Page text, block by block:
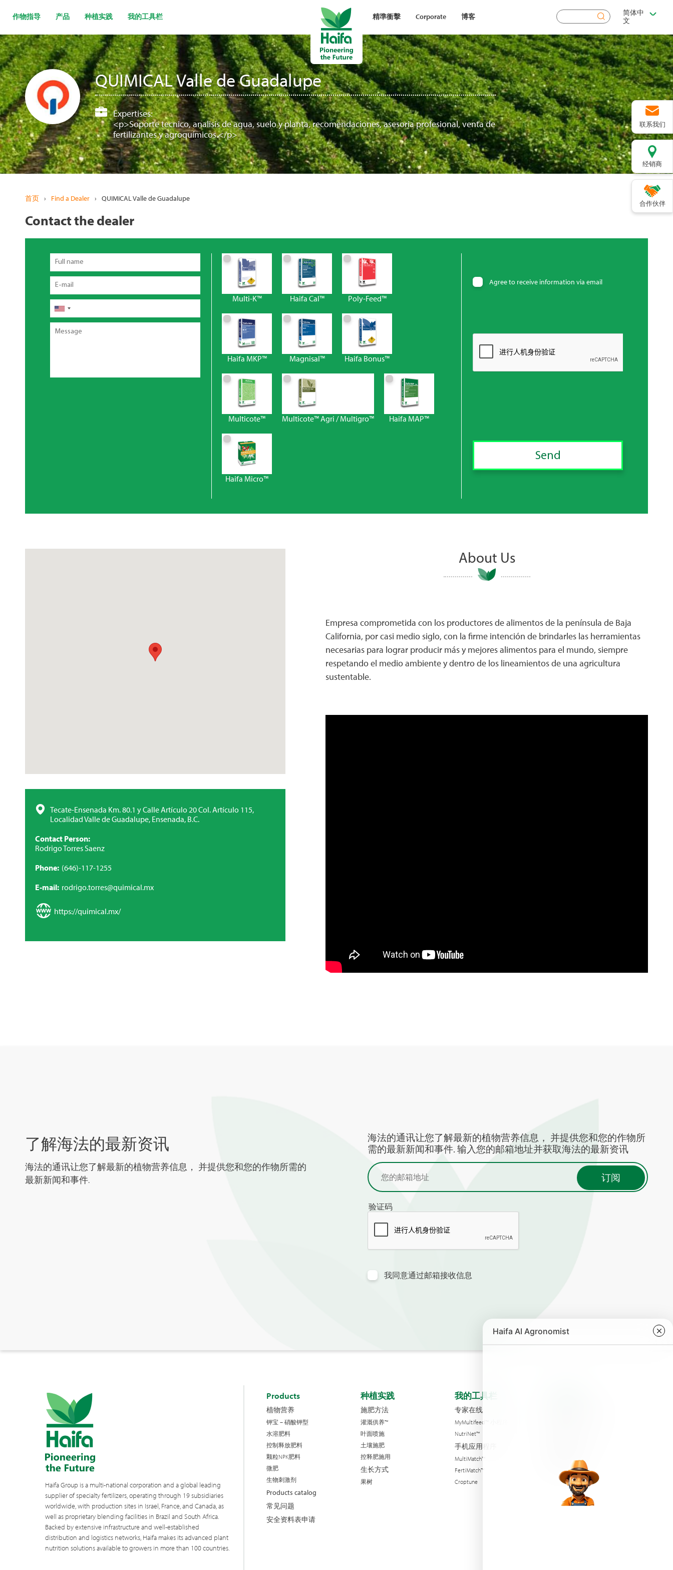
主
要
内
容
联系我们
经销商
合作伙伴
作物指导 产品 种植实践 我的工具栏 精準衝擊 Corporate 博客
搜
索
简体中
文
QUIMICAL Valle de Guadalupe
Expertises:
<p>Soporte tecnico, analisis de agua, suelo y planta, recomendaciones, asesoria profesional, venta de
fertilizantes y agroquímicos.</p>
首页 › Find a Dealer › QUIMICAL Valle de Guadalupe
Contact the dealer
Full
name
Email
电
话Message
Multi-K™ Haifa Cal™ Poly-Feed™
Haifa MKP™ Magnisal™ Haifa Bonus™
Multicote™ Multicote™ Agri / Multigro™ Haifa MAP™
Haifa Micro™
Agree to receive information via email
Tecate-Ensenada Km. 80.1 y Calle Artículo 20 Col. Artículo 115,
Localidad Valle de Guadalupe, Ensenada, B.C.
Contact Person
Rodrigo Torres Saenz
Phone (646)-117-1255
E-mail rodrigo.torres@quimical.mx
https://quimical.mx/
About Us
Empresa comprometida con los productores de alimentos de la península de Baja
California, por casi medio siglo, con la firme intención de brindarles las herramientas
necesarias para lograr producir más y mejores alimentos para el mundo, siempre
respetando el medio ambiente y dentro de los lineamientos de una agricultura
sustentable.
了解海法的最新资讯
海法的通讯让您了解最新的植物营养信息， 并提供您和您的作物所需的
最新新闻和事件.
海法的通讯让您了解最新的植物营养信息， 并提供您和您的作物所
需的最新新闻和事件. 输入您的邮箱地址并获取海法的最新资讯
验证码
我同意通过邮箱接收信息
Haifa Group is a multi-national corporation and a global leading
supplier of specialty fertilizers, operating through 19 subsidiaries
worldwide, with production sites in Israel, France, and Canada, as
well as proprietary blending facilities in Brazil and South Africa.
Backed by extensive infrastructure and well-established
distribution and logistics networks, Haifa makes its advanced plant
nutrition solutions available to growers in more than 100 countries.
Products
植物营养
钾宝 – 硝酸钾型
水溶肥料
控制释放肥料
颗粒NPK肥料
微肥
生物刺激剂
Products catalog
常见问题
安全资料表申请
种植实践
施肥方法
灌溉供养™
叶面喷施
土壤施肥
控释肥施用
生长方式
果树
我的工具栏
专家在线
MyMultifeed™ 小程序
NutriNet™
手机应用程序
MultiMatch™
FertiMatch™
Croptune
新闻与活动